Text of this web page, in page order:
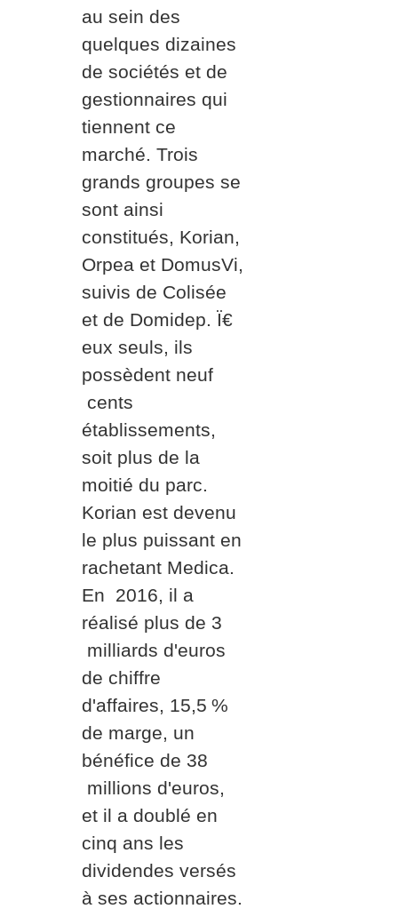
au sein des
quelques dizaines
de sociétés et de
gestionnaires qui
tiennent ce
marché. Trois
grands groupes se
sont ainsi
constitués, Korian,
Orpea et DomusVi,
suivis de Colisée
et de Domidep. Ï€
eux seuls, ils
possèdent neuf
cents
établissements,
soit plus de la
moitié du parc.
Korian est devenu
le plus puissant en
rachetant Medica.
En 2016, il a
réalisé plus de 3
milliards d'euros
de chiffre
d'affaires, 15,5 %
de marge, un
bénéfice de 38
millions d'euros,
et il a doublé en
cinq ans les
dividendes versés
à ses actionnaires.